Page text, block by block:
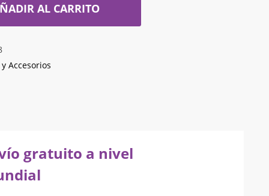
AL CARRITO
y Accesorios
gratuito a nivel